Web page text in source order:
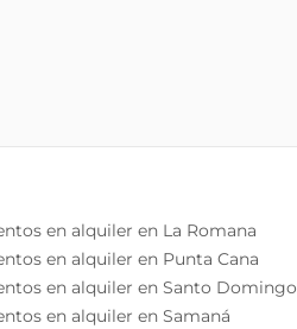
en alquiler en La Romana
en alquiler en Punta Cana
en alquiler en Santo Domingo
en alquiler en Samaná